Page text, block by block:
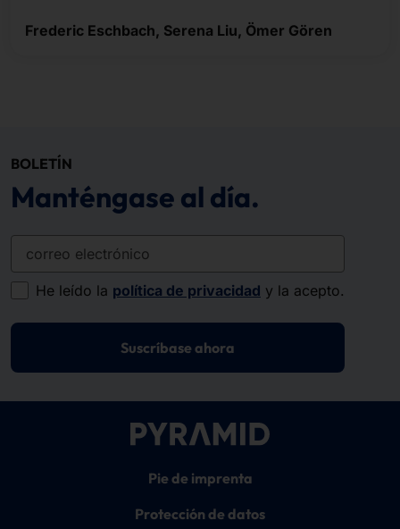
Frederic Eschbach, Serena Liu, Ömer Gören
BOLETÍN
Manténgase al día.
correo electrónico
He leído la política de privacidad y la acepto.
Suscríbase ahora
Pie de imprenta
Protección de datos